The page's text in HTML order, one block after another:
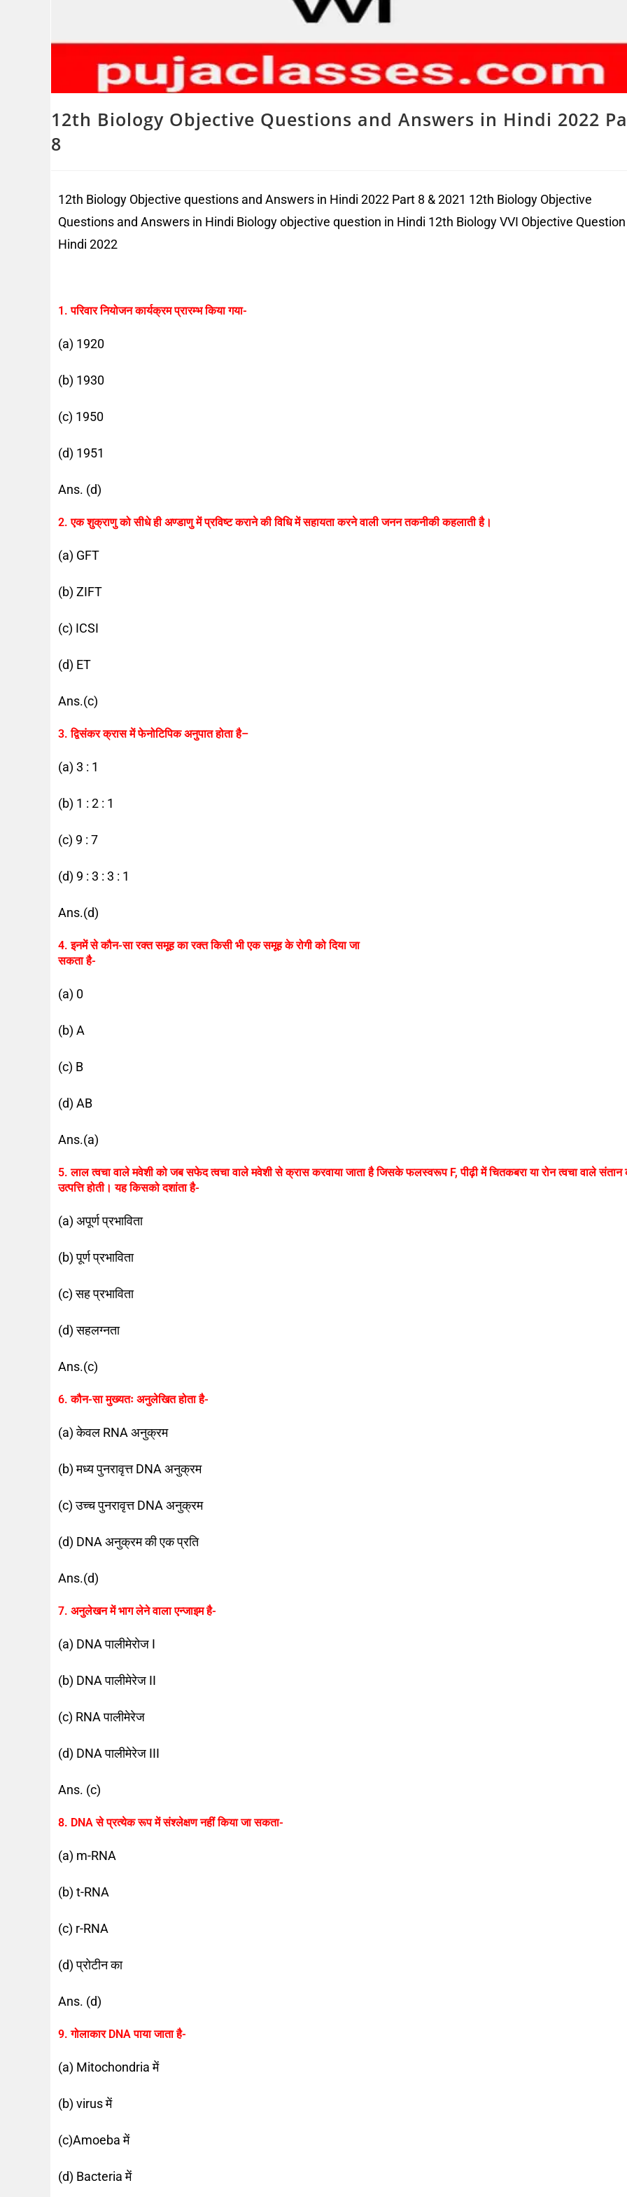
12th Biology Objective Questions and Answers in Hindi 2022
8
12th Biology Objective questions and Answers in Hindi 2022 Part 8 & 2021 12th Biology Objective
Questions and Answers in Hindi Biology objective question in Hindi 12th Biology VVI Objective
Hindi 2022
1. परिवार नियोजन कार्यक्रम प्रारम्भ किया गया-
(a) 1920
(b) 1930
(c) 1950
(d) 1951
Ans. (d)
2. एक शुक्राणु को सीधे ही अण्डाणु में प्रविष्ट कराने की विधि में सहायता करने वाली जनन तकनीकी कहलाती है।
(a) GFT
(b) ZIFT
(c) ICSI
(d) ET
Ans.(c)
3. द्विसंकर क्रास में फेनोटिपिक अनुपात होता है–
(a) 3 : 1
(b) 1 : 2 : 1
(c) 9 : 7
(d) 9 : 3 : 3 : 1
Ans.(d)
4. इनमें से कौन-सा रक्त समूह का रक्त किसी भी एक समूह के रोगी को दिया जा
सकता है-
(a) 0
(b) A
(c) B
(d) AB
Ans.(a)
5. लाल त्वचा वाले मवेशी को जब सफेद त्वचा वाले मवेशी से क्रास करवाया जाता है जिसके फलस्वरूप F, पीढ़ी में चितकबरा या रोन त्वचा वाले संतान
उत्पत्ति होती। यह किसको दशांता है-
(a) अपूर्ण प्रभाविता
(b) पूर्ण प्रभाविता
(c) सह प्रभाविता
(d) सहलग्नता
Ans.(c)
6. कौन-सा मुख्यतः अनुलेखित होता है-
(a) केवल RNA अनुक्रम
(b) मध्य पुनरावृत्त DNA अनुक्रम
(c) उच्च पुनरावृत्त DNA अनुक्रम
(d) DNA अनुक्रम की एक प्रति
Ans.(d)
7. अनुलेखन में भाग लेने वाला एन्जाइम है-
(a) DNA पालीमेरोज I
(b) DNA पालीमेरेज II
(c) RNA पालीमेरेज
(d) DNA पालीमेरेज III
Ans. (c)
8. DNA से प्रत्येक रूप में संश्लेक्षण नहीं किया जा सकता-
(a) m-RNA
(b) t-RNA
(c) r-RNA
(d) प्रोटीन का
Ans. (d)
9. गोलाकार DNA पाया जाता है-
(a) Mitochondria में
(b) virus में
(c)Amoeba में
(d) Bacteria में